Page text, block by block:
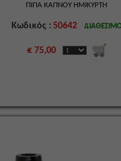
ΠΙΠΑ ΚΑΠΝΟΥ ΗΜΙΚΥΡΤΗ
Κωδικός : 50642
€ 75,00